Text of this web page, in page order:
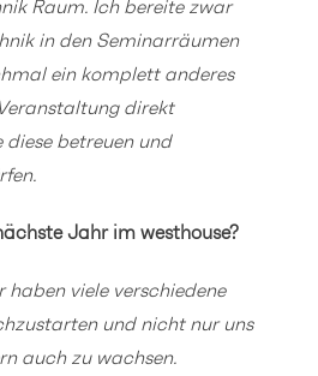
Raum. Ich bereite zwar
in den Seminarräumen
ein komplett anderes
direkt
betreuen und
Jahr im westhouse?
haben viele verschiedene
und nicht nur uns
auch zu wachsen.